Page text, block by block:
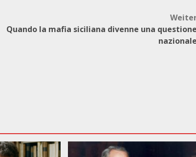
Quando la mafia siciliana divenne una